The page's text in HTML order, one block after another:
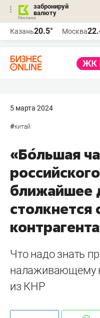
забронируй
валюту
Казань20.5° Москва
5 марта 2024
#китай
«Бо́льшая
ближайшее
столкнется
Что надо знать
налаживающему
из КНР